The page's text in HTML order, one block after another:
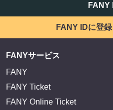
FANY
FANY IDに登
FANYサービス
FANY
FANY Ticket
FANY Online Ticket